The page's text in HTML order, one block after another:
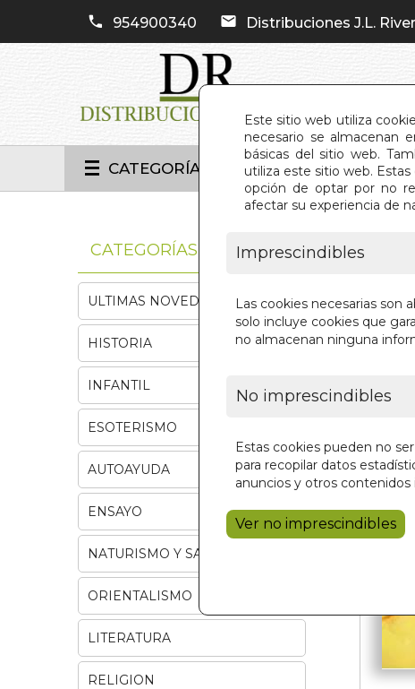
Este sitio web utiliza
necesario se almacenan
básicas del sitio web.
utiliza este sitio web.
opción de optar por no
afectar su experiencia de
Imprescindibles
Las cookies necesarias
solo incluye cookies que
no almacenan ninguna
No imprescindibles
Estas cookies pueden no
para recopilar datos
anuncios y otros
Ver no imprescindibles
954900340 Distribuciones J.L.
CATEGORÍAS
CATEGORÍAS
ULTIMAS NOVEDADES
HISTORIA
INFANTIL
ESOTERISMO
AUTOAYUDA
ENSAYO
NATURISMO Y SALUD
ORIENTALISMO
LITERATURA
RELIGION